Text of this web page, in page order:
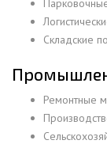
Складские
Ремонтные